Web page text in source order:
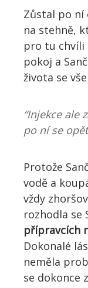
Zůstal po ní
na stehně,
pro tu chvíli
pokoj a
života se
“Injekce ale
po ní se
Protože
vodě a
vždy
rozhodla se
přípravcích
Dokonalé
neměla
se dokonce